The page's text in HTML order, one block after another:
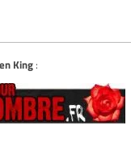
King: